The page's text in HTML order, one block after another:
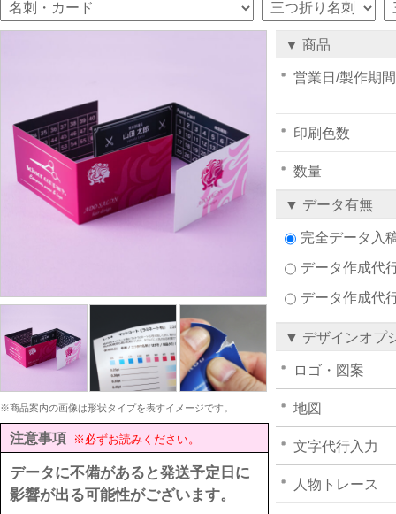
※商品案内の画像は形状タイプを表すイメージです。
注意事項 ※必ずお読みください。
データに不備があると発送予定日に
影響が出る可能性がございます。
▼ 商品
営業日/製作期間
印刷色数
数量
▼ データ有無
完全データ入
データ作成代
データ作成代
▼ デザインオプ
ロゴ・図案
地図
文字代行入力
人物トレース